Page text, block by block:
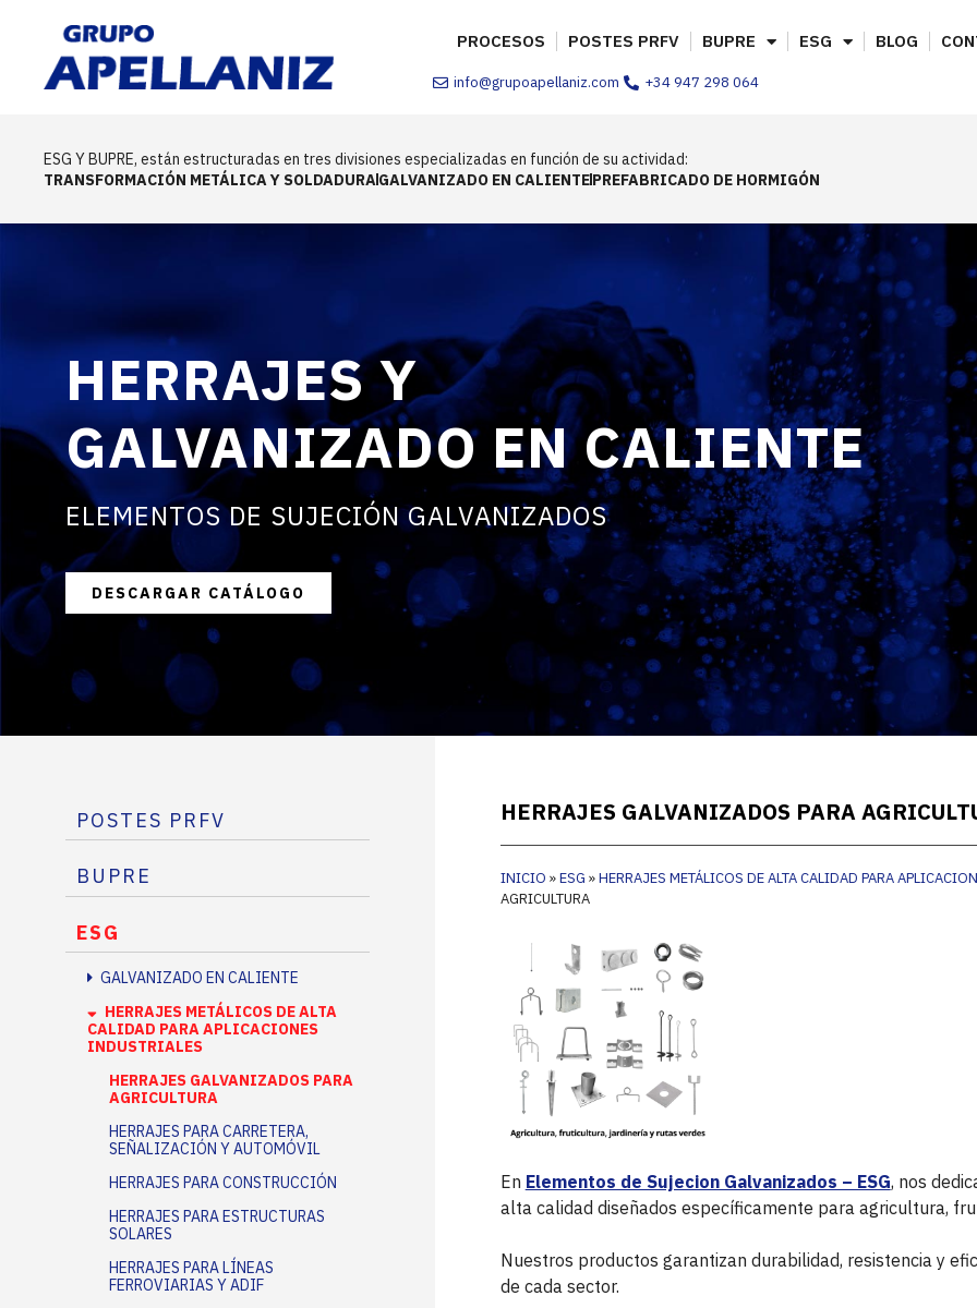
PROCESOS POSTES PRFV BUPRE ESG BLOG
info@grupoapellaniz.com +34 947 298 064
ESG Y BUPRE, están estructuradas en tres divisiones especializadas en función de su actividad:
TRANSFORMACIÓN METÁLICA Y SOLDADURA GALVANIZADO EN CALIENTEPREFABRICADO DE HORMIGÓN
HERRAJES Y
GALVANIZADO EN CALIENTE
ELEMENTOS DE SUJECIÓN GALVANIZADOS
DESCARGAR CATÁLOGO
POSTES PRFV
BUPRE
ESG
GALVANIZADO EN CALIENTE
HERRAJES METÁLICOS DE ALTA
CALIDAD PARA APLICACIONES
INDUSTRIALES
HERRAJES GALVANIZADOS PARA
AGRICULTURA
HERRAJES PARA CARRETERA,
SEÑALIZACIÓN Y AUTOMÓVIL
HERRAJES PARA CONSTRUCCIÓN
HERRAJES PARA ESTRUCTURAS
SOLARES
HERRAJES PARA LÍNEAS
FERROVIARIAS Y ADIF
HERRAJES GALVANIZADOS PARA
INICIO »ESG »HERRAJES METÁLICOS DE ALTA CALIDAD PARA
AGRICULTURA
En Elementos de Sujecion Galvanizados – ESG, nos
alta calidad diseñados específicamente para agricultura,
Nuestros productos garantizan durabilidad, resistencia y
de cada sector.